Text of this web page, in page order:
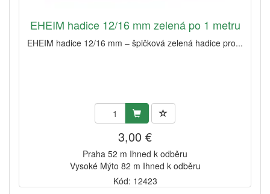
EHEIM hadice 12/16 mm zelená po 1 metru
EHEIM hadice 12/16 mm – špičková zelená hadice pro...
3,00 €
Praha 52 m Ihned k odběru
Vysoké Mýto 82 m Ihned k odběru
Kód: 12423